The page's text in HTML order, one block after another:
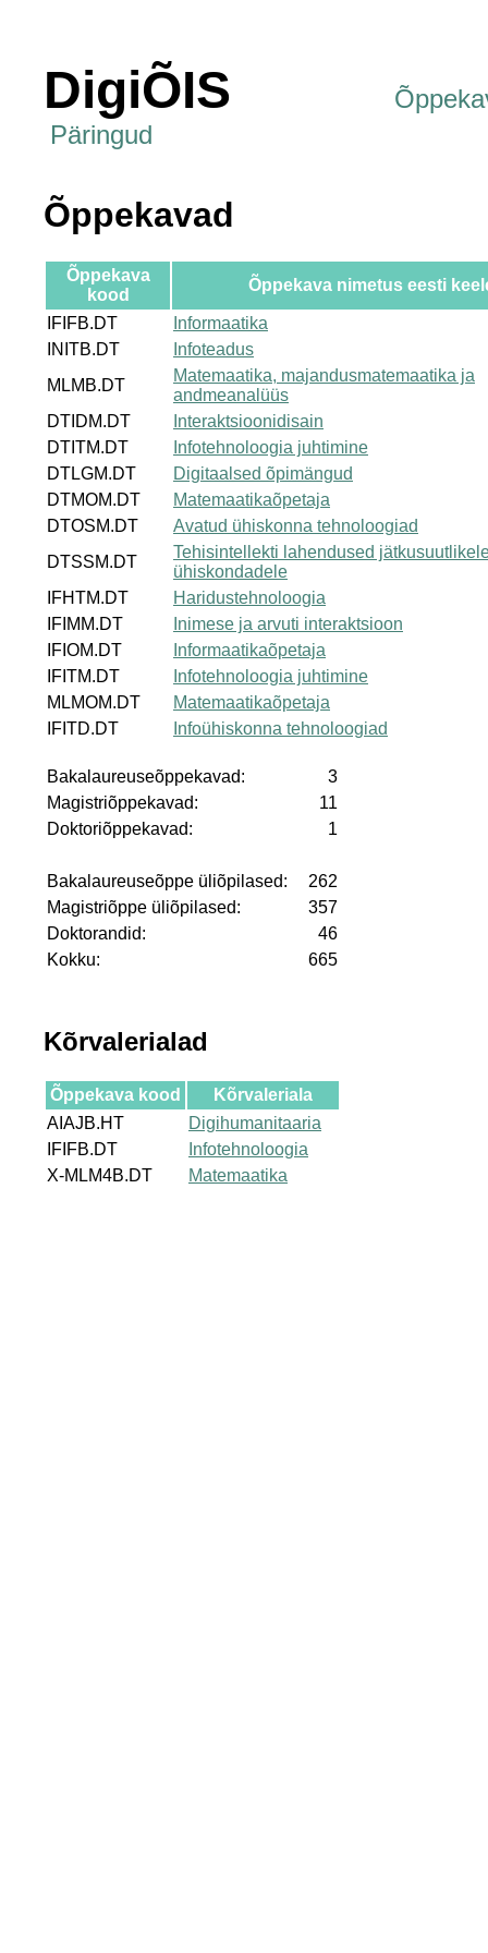
DigiÕIS
Päringud
Õppekavad
Õppekava
kood
Õppekava nimetus eesti
IFIFB.DT
Informaatika
INITB.DT
Infoteadus
MLMB.DT
Matemaatika, majandusmatemaatika ja
andmeanalüüs
DTIDM.DT
Interaktsioonidisain
DTITM.DT
Infotehnoloogia juhtimine
DTLGM.DT
Digitaalsed õpimängud
DTMOM.DT
Matemaatikaõpetaja
DTOSM.DT
Avatud ühiskonna tehnoloogiad
DTSSM.DT
Tehisintellekti lahendused
ühiskondadele
IFHTM.DT
Haridustehnoloogia
IFIMM.DT
Inimese ja arvuti interaktsioon
IFIOM.DT
Informaatikaõpetaja
IFITM.DT
Infotehnoloogia juhtimine
MLMOM.DT
Matemaatikaõpetaja
IFITD.DT
Infoühiskonna tehnoloogiad
Bakalaureuseõppekavad:
3
Magistriõppekavad:
11
Doktoriõppekavad:
1
Bakalaureuseõppe üliõpilased:
262
Magistriõppe üliõpilased:
357
Doktorandid:
46
Kokku:
665
Kõrvalerialad
Õppekava kood
Kõrvaleriala
AIAJB.HT
Digihumanitaaria
IFIFB.DT
Infotehnoloogia
X-MLM4B.DT
Matemaatika